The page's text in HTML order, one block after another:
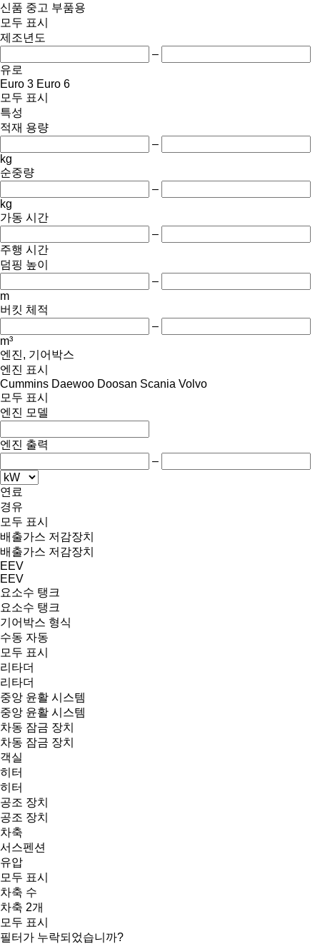
신품 중고 부품용
모두 표시
제조년도
–
유로
Euro 3 Euro 6
모두 표시
특성
적재 용량
–
kg
순중량
–
kg
가동 시간
–
주행 시간
덤핑 높이
–
m
버킷 체적
–
m³
엔진, 기어박스
엔진 표시
Cummins Daewoo Doosan Scania Volvo
모두 표시
엔진 모델
엔진 출력
–
연료
경유
모두 표시
배출가스 저감장치
배출가스 저감장치
EEV
EEV
요소수 탱크
요소수 탱크
기어박스 형식
수동 자동
모두 표시
리타더
리타더
중앙 윤활 시스템
중앙 윤활 시스템
차동 잠금 장치
차동 잠금 장치
객실
히터
히터
공조 장치
공조 장치
차축
서스펜션
유압
모두 표시
차축 수
차축 2개
모두 표시
필터가 누락되었습니까?